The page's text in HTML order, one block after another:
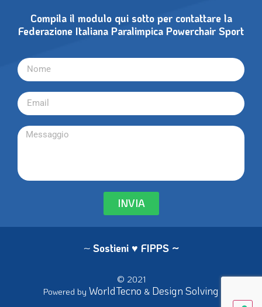
Compila il modulo qui sotto per contattare la
Federazione Italiana Paralimpica Powerchair Sport
INVIA
~ Sostieni ♥ FIPPS ~
© 2021
Powered by WorldTecno & Design Solving